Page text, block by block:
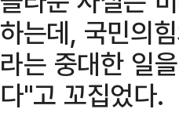
하는데, 국민의
라는 중대한 일
다"고 꼬집었다.